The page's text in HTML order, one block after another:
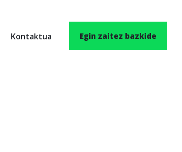
Kontaktua Egin zaitez bazkide